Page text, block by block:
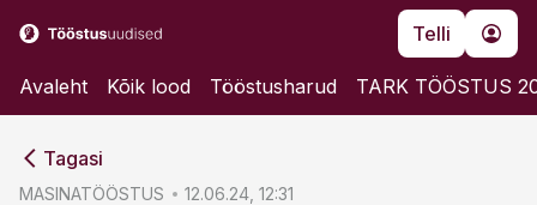
Telli
Avaleht Kõik lood Tööstusharud TARK TÖÖSTUS
Tagasi
MASINATÖÖSTUS 12.06.24, 12:31